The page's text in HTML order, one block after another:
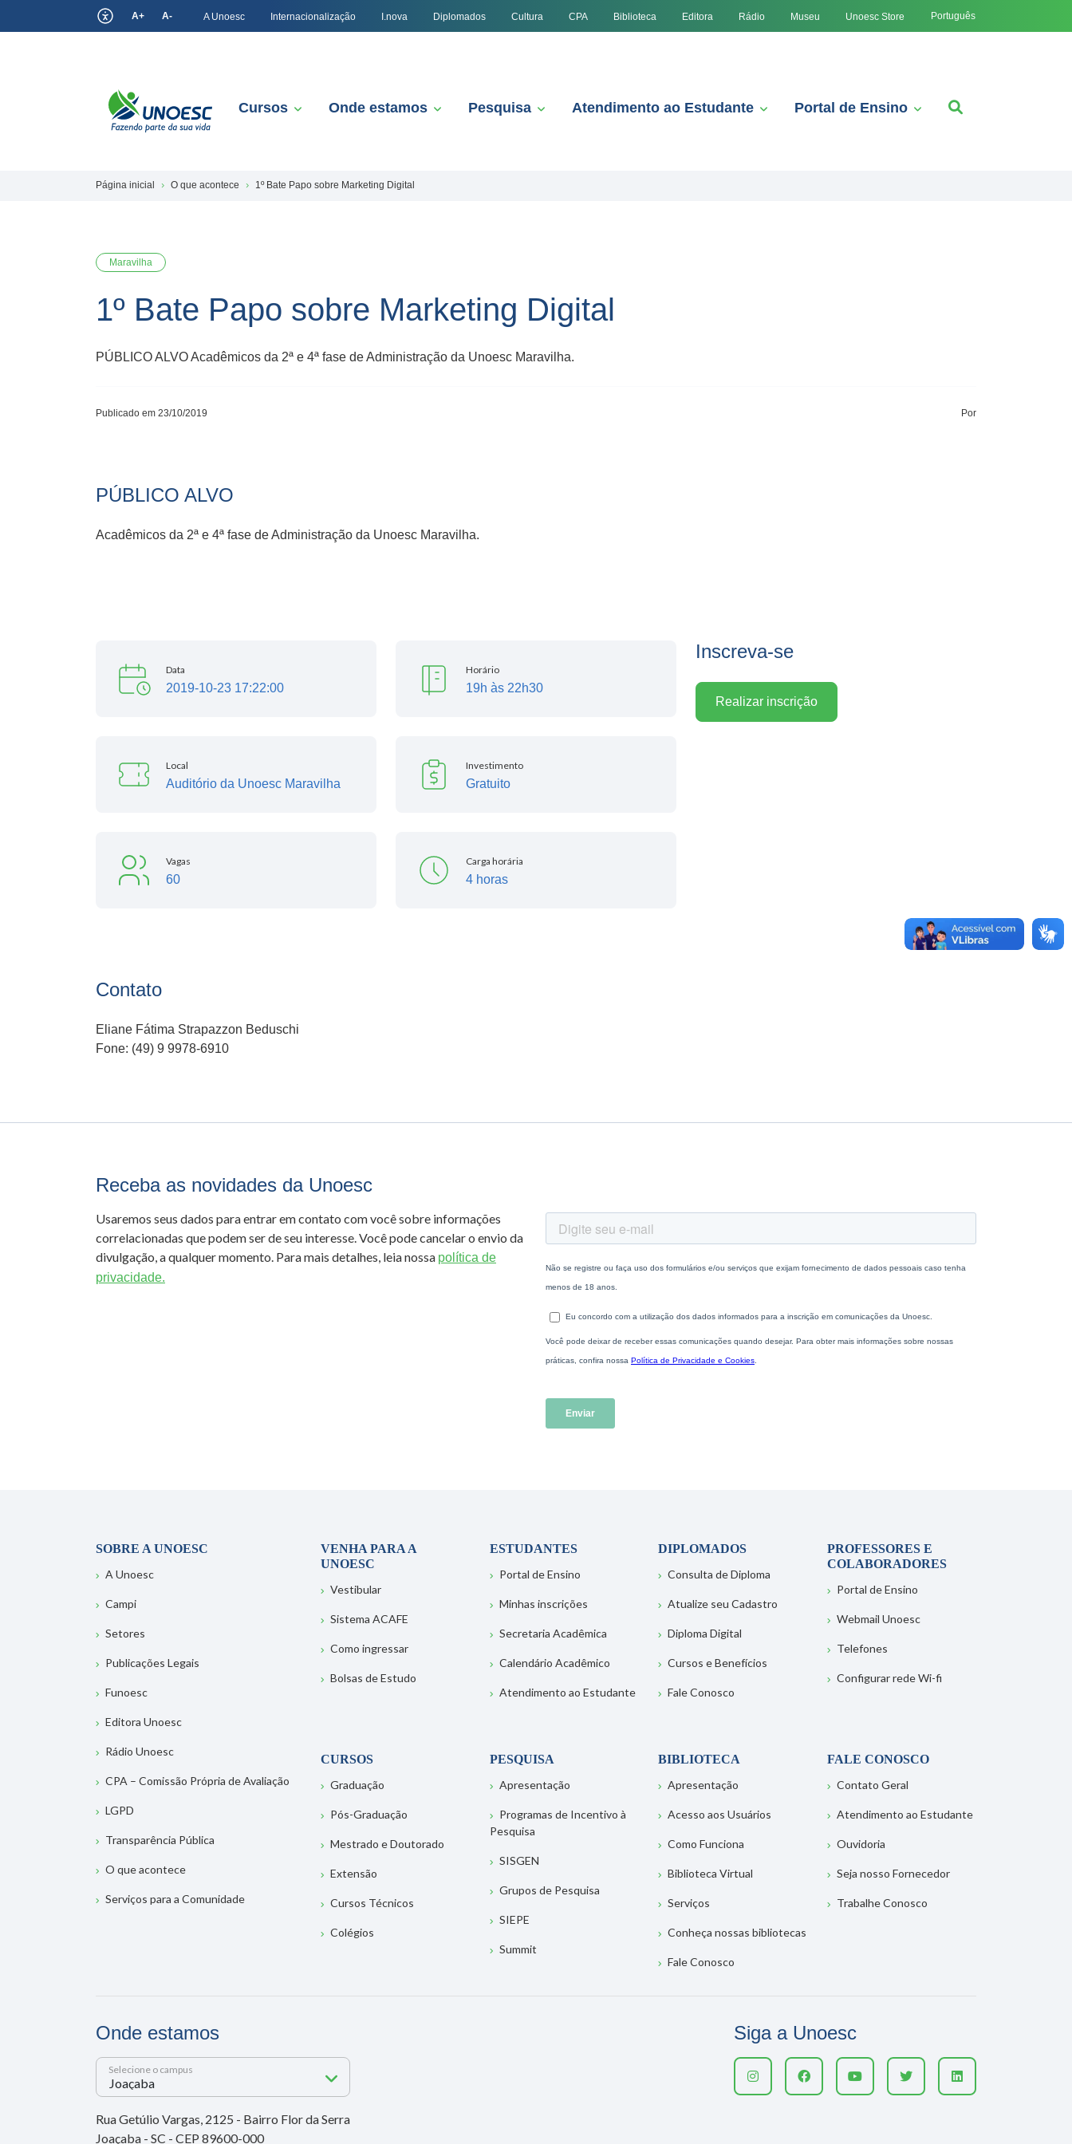
A+ A- A Unoesc Internacionalização I.nova Diplomados Cultura CPA Biblioteca Editora Rádio Museu Unoesc Store Português
Cursos Onde estamos Pesquisa Atendimento ao Estudante Portal de Ensino
Página inicial O que acontece 1º Bate Papo sobre Marketing Digital
Maravilha
1º Bate Papo sobre Marketing Digital
PÚBLICO ALVO Acadêmicos da 2ª e 4ª fase de Administração da Unoesc Maravilha.
Publicado em 23/10/2019 Por
PÚBLICO ALVO
Acadêmicos da 2ª e 4ª fase de Administração da Unoesc Maravilha.
Data
2019-10-23 17:22:00
Horário
19h às 22h30
Local
Auditório da Unoesc Maravilha
Investimento
Gratuito
Vagas
60
Carga horária
4 horas
Inscreva-se
Realizar inscrição
Contato
Eliane Fátima Strapazzon Beduschi
Fone: (49) 9 9978-6910
Receba as novidades da Unoesc
Usaremos seus dados para entrar em contato com você sobre informações
correlacionadas que podem ser de seu interesse. Você pode cancelar o envio da
divulgação, a qualquer momento. Para mais detalhes, leia nossa política de
privacidade.
SOBRE A UNOESC
A Unoesc
Campi
Setores
Publicações Legais
Funoesc
Editora Unoesc
Rádio Unoesc
CPA – Comissão Própria de Avaliação
LGPD
Transparência Pública
O que acontece
Serviços para a Comunidade
VENHA PARA A
UNOESC
Vestibular
Sistema ACAFE
Como ingressar
Bolsas de Estudo
ESTUDANTES
Portal de Ensino
Minhas inscrições
Secretaria Acadêmica
Calendário Acadêmico
Atendimento ao Estudante
DIPLOMADOS
Consulta de Diploma
Atualize seu Cadastro
Diploma Digital
Cursos e Benefícios
Fale Conosco
PROFESSORES E
COLABORADORES
Portal de Ensino
Webmail Unoesc
Telefones
Configurar rede Wi-fi
CURSOS
Graduação
Pós-Graduação
Mestrado e Doutorado
Extensão
Cursos Técnicos
Colégios
PESQUISA
Apresentação
Programas de Incentivo à
Pesquisa
SISGEN
Grupos de Pesquisa
SIEPE
Summit
BIBLIOTECA
Apresentação
Acesso aos Usuários
Como Funciona
Biblioteca Virtual
Serviços
Conheça nossas bibliotecas
Fale Conosco
FALE CONOSCO
Contato Geral
Atendimento ao Estudante
Ouvidoria
Seja nosso Fornecedor
Trabalhe Conosco
Onde estamos
Selecione o campus
Rua Getúlio Vargas, 2125 - Bairro Flor da Serra
Joaçaba - SC - CEP 89600-000
Siga a Unoesc